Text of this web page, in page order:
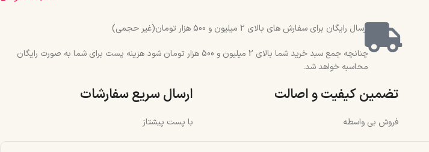
ارسال رایگان برای سفارش های بالای 2 میلیون و 500 هزار تومان(غیر حجمی)
چنانچه جمع سبد خرید شما بالای 2 میلیون و 500 هزار تومان شود هزینه پست برای شما به صورت رایگان
محاسبه خواهد شد.
تضمین کیفیت و اصالت
فروش بی واسطه
ارسال سریع سفارشات
با پست پیشتاز